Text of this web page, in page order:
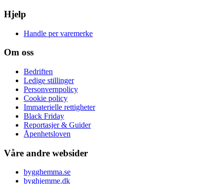
Hjelp
Handle per varemerke
Om oss
Bedriften
Ledige stillinger
Personvernpolicy
Cookie policy
Immaterielle rettigheter
Black Friday
Reportasjer & Guider
Åpenhetsloven
Våre andre websider
bygghemma.se
byghjemme.dk